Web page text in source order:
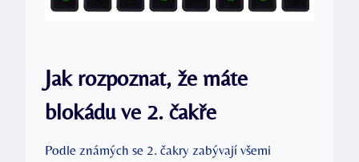
Jak rozpoznat, že⁢ máte
blokádu ve 2. čakře
Podle známých se 2. čakry zabývají všemi